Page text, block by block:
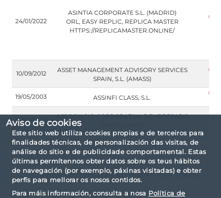
Aviso de cookies
Este sitio web utiliza cookies propias e de terceiros para
finalidades técnicas, de personalización das visitas, de
análise do sitio e de publicidade comportamental. Estas
últimas permítennos obter datos sobre os teus hábitos
de navegación (por exemplo, páxinas visitadas) e obter
perfís para mellorar os nosos contidos.
Para máis información, consulta a nosa Política de
24/01/2022
ASINTIA CORPORATE S.L. (MADRID)
ORL, EASY REPLIC, REPLICA MASTER
HTTPS://REPLICAMASTER.ONLINE/
10/09/2012
ASSET MANAGEMENT ADVISORY SERVICES
SPAIN, S.L. (AMASS)
19/05/2003 ASSINFI CLASS, S.L.
16/02/2009
ASSOCIACIO CORPORATIVA DEMPRESARIS
Criterios de consulta: por tipo No autorizadas.